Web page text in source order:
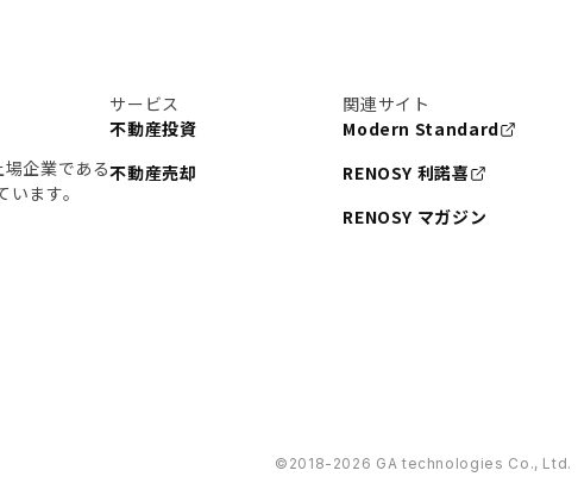
企業である
ます。
サービス
不動産投資
不動産売却
関連サイト
Modern Standard
RENOSY 利諾喜
RENOSY マガジン
©︎2018-2026 GA technologies Co., Ltd.